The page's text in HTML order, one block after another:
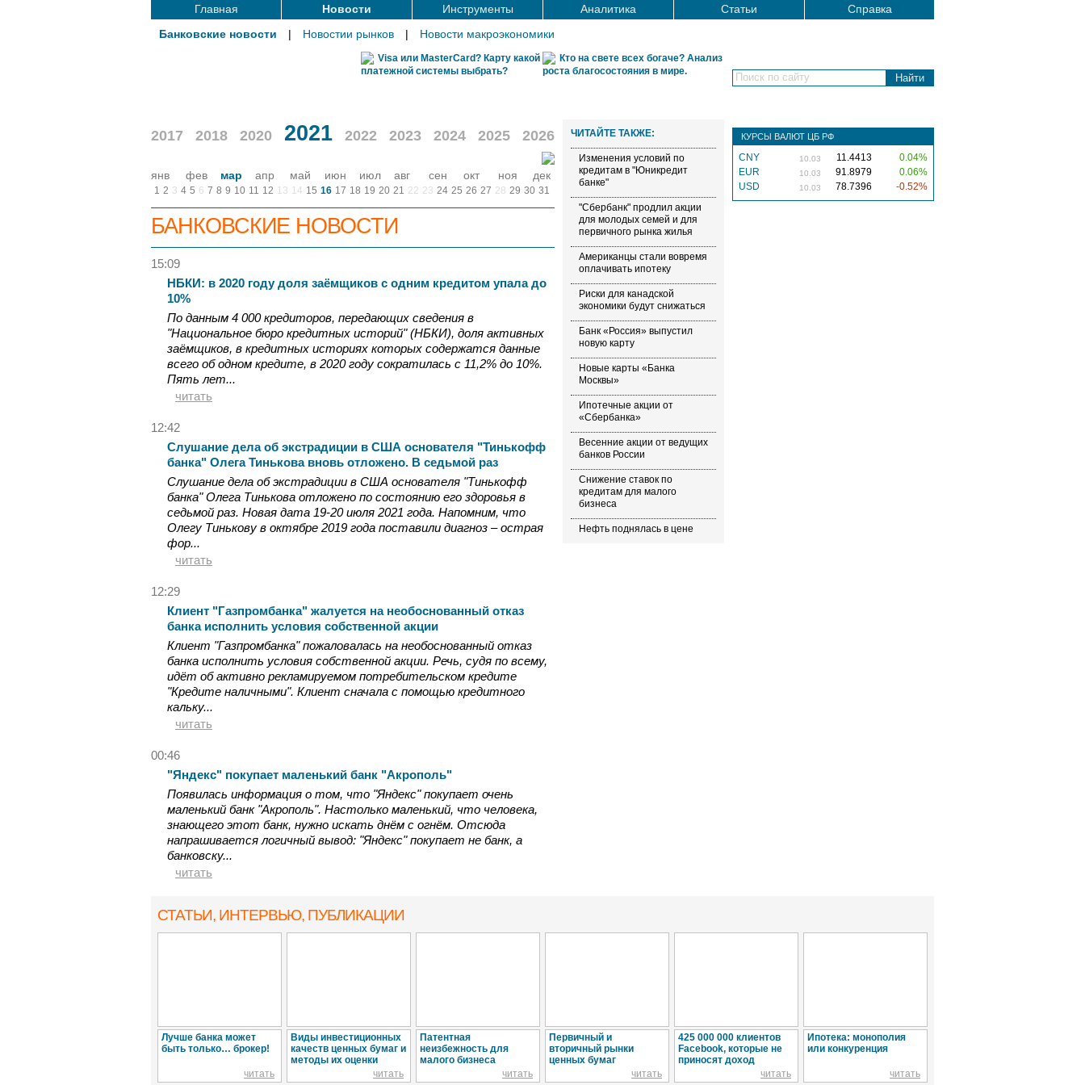
Главная Новости Инструменты Аналитика Статьи
Справка
Банковские новости
| Новостии рынков | Новости макроэкономики
Поиск по сайту
Visa или MasterCard? Карту какой
платежной системы выбрать?
Кто на свете всех богаче? Анализ
роста благосостояния в мире.
2017 2018 2020 2021 2022 2023 2024 2025 2026
янв фев мар апр май июн июл авг сен окт ноя дек
1 2 3 4 5 6 7 8 9 10 11 12 13 14 15 16 17 18 19 20 21 22 23 24 25 26 27 28 29 30 31
БАНКОВСКИЕ НОВОСТИ
15:09
НБКИ: в 2020 году доля заёмщиков с одним кредитом упала до
10%
По данным 4 000 кредиторов, передающих сведения в
"Национальное бюро кредитных историй" (НБКИ), доля активных
заёмщиков, в кредитных историях которых содержатся данные
всего об одном кредите, в 2020 году сократилась с 11,2% до 10%.
Пять лет...
читать
12:42
Слушание дела об экстрадиции в США основателя "Тинькофф
банка" Олега Тинькова вновь отложено. В седьмой раз
Слушание дела об экстрадиции в США основателя "Тинькофф
банка" Олега Тинькова отложено по состоянию его здоровья в
седьмой раз. Новая дата 19-20 июля 2021 года. Напомним, что
Олегу Тинькову в октябре 2019 года поставили диагноз – острая
фор...
читать
12:29
Клиент "Газпромбанка" жалуется на необоснованный отказ
банка исполнить условия собственной акции
Клиент "Газпромбанка" пожаловалась на необоснованный отказ
банка исполнить условия собственной акции. Речь, судя по всему,
идёт об активно рекламируемом потребительском кредите
"Кредите наличными". Клиент сначала с помощью кредитного
кальку...
читать
00:46
"Яндекс" покупает маленький банк "Акрополь"
Появилась информация о том, что "Яндекс" покупает очень
маленький банк "Акрополь". Настолько маленький, что человека,
знающего этот банк, нужно искать днём с огнём. Отсюда
напрашивается логичный вывод: "Яндекс" покупает не банк, а
банковску...
читать
ЧИТАЙТЕ ТАКЖЕ:
Изменения условий по
кредитам в "Юникредит
банке"
"Сбербанк" продлил акции
для молодых семей и для
первичного рынка жилья
Американцы стали вовремя
оплачивать ипотеку
Риски для канадской
экономики будут снижаться
Банк «Россия» выпустил
новую карту
Новые карты «Банка
Москвы»
Ипотечные акции от
«Сбербанка»
Весенние акции от ведущих
банков России
Снижение ставок по
кредитам для малого
бизнеса
Нефть поднялась в цене
КУРСЫ ВАЛЮТ ЦБ РФ
CNY 10.03 11.4413
0.04%
EUR
10.03 91.8979
0.06%
USD
10.03 78.7396 -0.52%
СТАТЬИ, ИНТЕРВЬЮ, ПУБЛИКАЦИИ
Лучше банка может
быть только… брокер!
читать
Виды инвестиционных
качеств ценных бумаг и
методы их оценки
читать
Патентная
неизбежность для
малого бизнеса
читать
Первичный и
вторичный рынки
ценных бумаг
читать
425 000 000 клиентов
Facebook, которые не
приносят доход
читать
Ипотека: монополия
или конкуренция
читать